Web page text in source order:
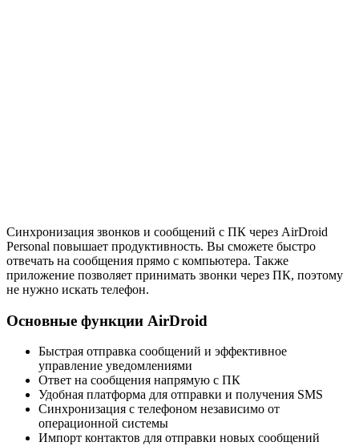
Синхронизация звонков и сообщений с ПК через AirDroid
Personal повышает продуктивность. Вы сможете быстро
отвечать на сообщения прямо с компьютера. Также
приложение позволяет принимать звонки через ПК, поэтому
не нужно искать телефон.
Основные функции AirDroid
Быстрая отправка сообщений и эффективное
управление уведомлениями
Ответ на сообщения напрямую с ПК
Удобная платформа для отправки и получения SMS
Синхронизация с телефоном независимо от
операционной системы
Импорт контактов для отправки новых сообщений